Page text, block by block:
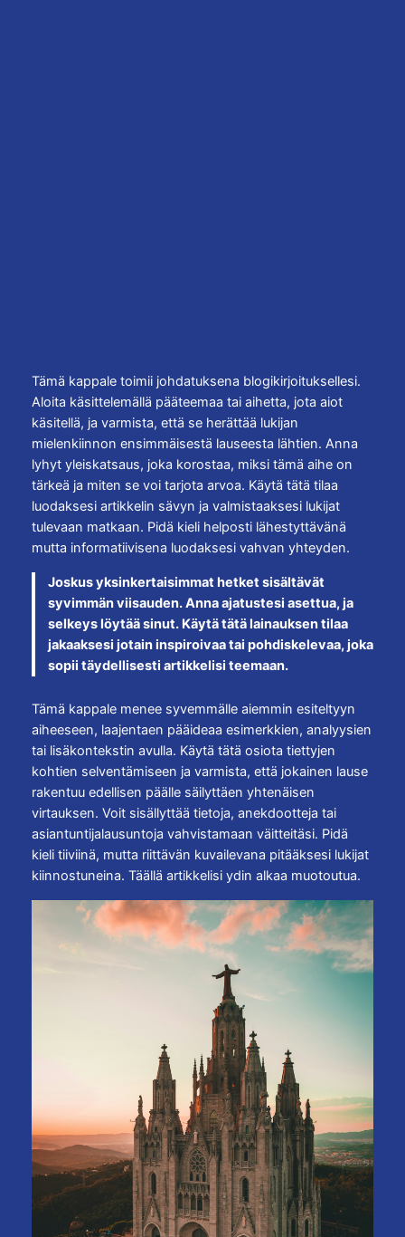
Tämä kappale toimii johdatuksena blogikirjoituksellesi.
Aloita käsittelemällä pääteemaa tai aihetta, jota aiot
käsitellä, ja varmista, että se herättää lukijan
mielenkiinnon ensimmäisestä lauseesta lähtien. Anna
lyhyt yleiskatsaus, joka korostaa, miksi tämä aihe on
tärkeä ja miten se voi tarjota arvoa. Käytä tätä tilaa
luodaksesi artikkelin sävyn ja valmistaaksesi lukijat
tulevaan matkaan. Pidä kieli helposti lähestyttävänä
mutta informatiivisena luodaksesi vahvan yhteyden.
Joskus yksinkertaisimmat hetket sisältävät
syvimmän viisauden. Anna ajatustesi asettua, ja
selkeys löytää sinut. Käytä tätä lainauksen tilaa
jakaaksesi jotain inspiroivaa tai pohdiskelevaa, joka
sopii täydellisesti artikkelisi teemaan.
Tämä kappale menee syvemmälle aiemmin esiteltyyn
aiheeseen, laajentaen pääideaa esimerkkien, analyysien
tai lisäkontekstin avulla. Käytä tätä osiota tiettyjen
kohtien selventämiseen ja varmista, että jokainen lause
rakentuu edellisen päälle säilyttäen yhtenäisen
virtauksen. Voit sisällyttää tietoja, anekdootteja tai
asiantuntijalausuntoja vahvistamaan väitteitäsi. Pidä
kieli tiiviinä, mutta riittävän kuvailevana pitääksesi lukijat
kiinnostuneina. Täällä artikkelisi ydin alkaa muotoutua.